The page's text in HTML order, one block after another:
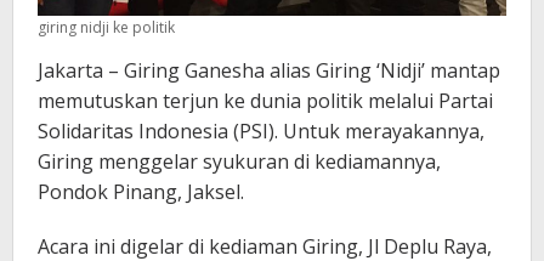
giring nidji ke politik
Jakarta – Giring Ganesha alias Giring ‘Nidji’ mantap
memutuskan terjun ke dunia politik melalui Partai
Solidaritas Indonesia (PSI). Untuk merayakannya,
Giring menggelar syukuran di kediamannya,
Pondok Pinang, Jaksel.
Acara ini digelar di kediaman Giring, Jl Deplu Raya,